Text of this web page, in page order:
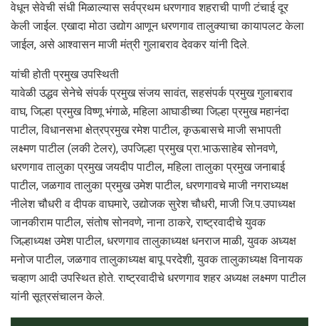
वेधून सेवेची संधी मिळाल्यास सर्वप्रथम धरणगाव शहराची पाणी टंचाई दूर
केली जाईल. एखादा मोठा उद्योग आणून धरणगाव तालुक्याचा कायापलट केला
जाईल, असे आश्वासन माजी मंत्री गुलाबराव देवकर यांनी दिले.
यांची होती प्रमुख उपस्थिती
यावेळी उद्धव सेनेचे संपर्क प्रमुख संजय सावंत, सहसंपर्क प्रमुख गुलाबराव
वाघ, जिल्हा प्रमुख विष्णू भंगाळे, महिला आघाडीच्या जिल्हा प्रमुख महानंदा
पाटील, विधानसभा क्षेत्रप्रमुख रमेश पाटील, कृऊबासचे माजी सभापती
लक्ष्मण पाटील (लकी टेलर), उपजिल्हा प्रमुख प्रा.भाऊसाहेब सोनवणे,
धरणगाव तालुका प्रमुख जयदीप पाटील, महिला तालुका प्रमुख जनाबाई
पाटील, जळगाव तालुका प्रमुख उमेश पाटील, धरणगावचे माजी नगराध्यक्ष
नीलेश चौधरी व दीपक वाघमारे, उद्योजक सुरेश चौधरी, माजी जि.प.उपाध्यक्ष
जानकीराम पाटील, संतोष सोनवणे, नाना ठाकरे, राष्ट्रवादीचे युवक
जिल्हाध्यक्ष उमेश पाटील, धरणगाव तालुकाध्यक्ष धनराज माळी, युवक अध्यक्ष
मनोज पाटील, जळगाव तालुकाध्यक्ष बापू परदेशी, युवक तालुकाध्यक्ष विनायक
चव्हाण आदी उपस्थित होते. राष्ट्रवादीचे धरणगाव शहर अध्यक्ष लक्ष्मण पाटील
यांनी सूत्रसंचालन केले.